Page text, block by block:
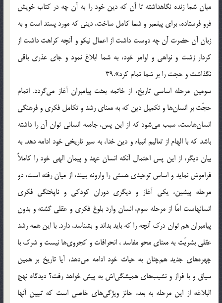
ميان شما زنده نگاهداشته تا آن كه دين خود را به آن چه در كتاب خويش
فرو فرستاده، براى پيغمبر و شما كامل ساخت، دينى كه مورد پسند است و به
زبان آن حضرت آن چه دوست داشت از اعمال نيكو و آنچه كراهت داشت از
كردار زشت و نواهى و اوامر خود، به شما ابلاغ نمود و جاى عذرى باقى
نگذاشت و حجت را بر شما تمام كرد».39
سومين مرحله اساسى تاريخ، از خاتمه بعثت پيامبران آغاز مى‌گردد. اتمام
حجّت بر انسان‌ها و تكميل دين كه به معناى رشد و تكامل فكرى و فرهنگى
انسان‌هاست، سبب مى‌شود كه از اين پس، جامعه انسانى توان آن را داشته
باشد كه با الهام از تعاليم انبياء و دين خدا، به سير تاريخى خود ادامه دهد. به
بيان ديگر، از اين پس احتمال آنكه انسان عهد و پيمان الهى خود را كاملاً
فراموش نمايد و اساس توحيدى هستى را وارونه ببيند، از ميان رفته است، دو
مرحله پيشين، يكى آغاز و ديگرى دوران كودكى و ناپختگى فكرى
انسانهاست امّا از مرحله سوم، انسان وارد بلوغ فكرى و عقلى گشته و بدون
پيامبران هم توان درك آنچه را كه بايد بداند و بشناسد، دارد. با اين همه رشد
عقلى بشريّت به معناى محو مفاسد ، انحرافات و كجروى‌ها نيست و شرك با
چهره‌هاى جديد هم‌چنان به حيات خود ادامه مى‌دهد، آيا تاريخ بر همين
سياق و با فراز و نشيب‌هاى هميشگى‌اش به پيش خواهد رفت؟ ديدگاه نهج
البلاغه از اين مرحله به بعد، حائز ويژگى‌هاى خاصى است كه تبيين آنها